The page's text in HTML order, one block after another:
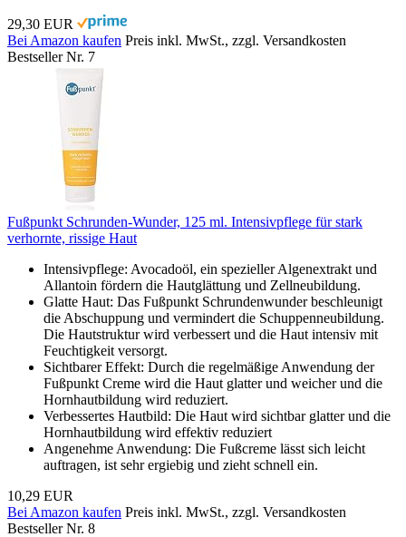
29,30 EUR
Bei Amazon kaufen Preis inkl. MwSt., zzgl. Versandkosten
Bestseller Nr. 7
Fußpunkt Schrunden-Wunder, 125 ml. Intensivpflege für stark
verhornte, rissige Haut
Intensivpflege: Avocadoöl, ein spezieller Algenextrakt und
Allantoin fördern die Hautglättung und Zellneubildung.
Glatte Haut: Das Fußpunkt Schrundenwunder beschleunigt
die Abschuppung und vermindert die Schuppenneubildung.
Die Hautstruktur wird verbessert und die Haut intensiv mit
Feuchtigkeit versorgt.
Sichtbarer Effekt: Durch die regelmäßige Anwendung der
Fußpunkt Creme wird die Haut glatter und weicher und die
Hornhautbildung wird reduziert.
Verbessertes Hautbild: Die Haut wird sichtbar glatter und die
Hornhautbildung wird effektiv reduziert
Angenehme Anwendung: Die Fußcreme lässt sich leicht
auftragen, ist sehr ergiebig und zieht schnell ein.
10,29 EUR
Bei Amazon kaufen Preis inkl. MwSt., zzgl. Versandkosten
Bestseller Nr. 8